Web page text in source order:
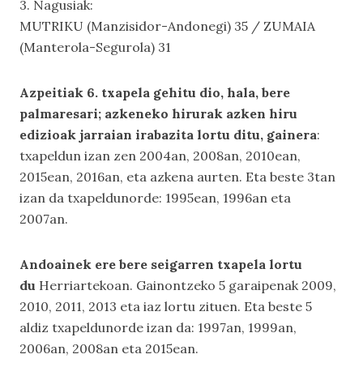
3. Nagusiak:
MUTRIKU (Manzisidor-Andonegi) 35 / ZUMAIA
(Manterola-Segurola) 31
Azpeitiak 6. txapela gehitu dio, hala, bere
palmaresari; azkeneko hirurak azken hiru
edizioak jarraian irabazita lortu ditu, gainera:
txapeldun izan zen 2004an, 2008an, 2010ean,
2015ean, 2016an, eta azkena aurten. Eta beste 3tan
izan da txapeldunorde: 1995ean, 1996an eta
2007an.
Andoainek ere bere seigarren txapela lortu
du Herriartekoan. Gainontzeko 5 garaipenak 2009,
2010, 2011, 2013 eta iaz lortu zituen. Eta beste 5
aldiz txapeldunorde izan da: 1997an, 1999an,
2006an, 2008an eta 2015ean.